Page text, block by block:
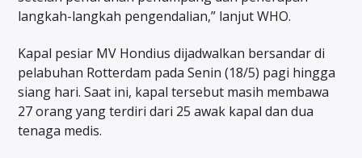
langkah-langkah pengendalian,” lanjut WHO.
Kapal pesiar MV Hondius dijadwalkan bersandar di
pelabuhan Rotterdam pada Senin (18/5) pagi hingga
siang hari. Saat ini, kapal tersebut masih membawa
27 orang yang terdiri dari 25 awak kapal dan dua
tenaga medis.